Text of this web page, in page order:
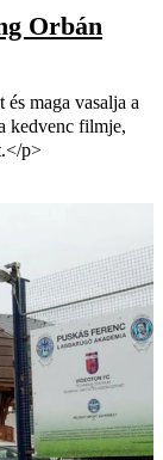
Orbán
maga vasalja a
kedvenc filmje,
p>